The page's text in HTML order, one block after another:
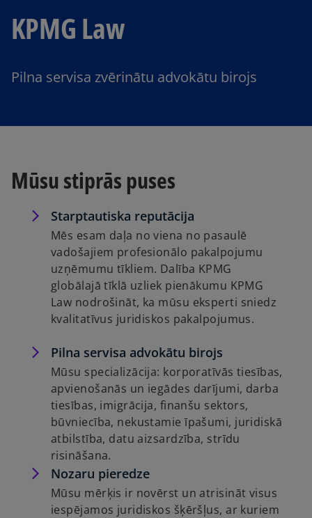
KPMG Law
Pilna servisa zvērinātu advokātu birojs
Mūsu stiprās puses
Starptautiska reputācija
Mēs esam daļa no viena no pasaulē
vadošajiem profesionālo pakalpojumu
uzņēmumu tīkliem. Dalība KPMG
globālajā tīklā uzliek pienākumu KPMG
Law nodrošināt, ka mūsu eksperti sniedz
kvalitatīvus juridiskos pakalpojumus.
Pilna servisa advokātu birojs
Mūsu specializācija: korporatīvās tiesības,
apvienošanās un iegādes darījumi, darba
tiesības, imigrācija, finanšu sektors,
būvniecība, nekustamie īpašumi, juridiskā
atbilstība, datu aizsardzība, strīdu
risināšana.
Nozaru pieredze
Mūsu mērķis ir novērst un atrisināt visus
iespējamos juridiskos šķēršļus, ar kuriem